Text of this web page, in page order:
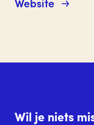
Website
Wil je niets